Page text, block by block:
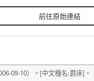
前往原始連結